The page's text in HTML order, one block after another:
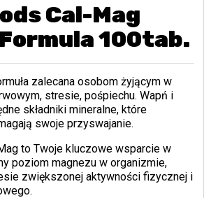
Cal-Mag
100tab.
zalecana osobom żyjącym w
stresie, pośpiechu. Wapń i
składniki mineralne, które
swoje przyswajanie.
to Twoje kluczowe wsparcie w
poziom magnezu w organizmie,
zwiększonej aktywności fizycznej i